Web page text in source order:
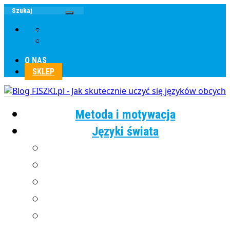
O NAS
SKLEP
Metoda i motywacja
Języki świata